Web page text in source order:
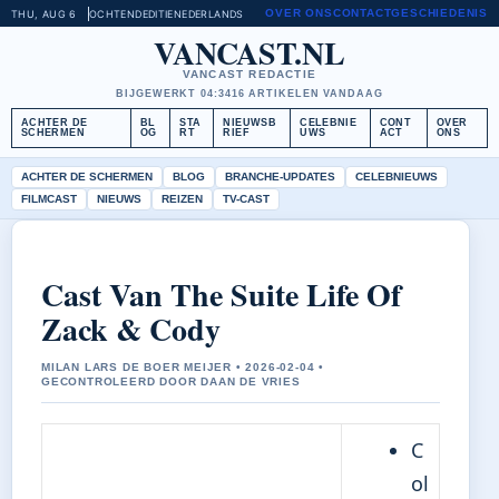
THU, AUG 6 OCHTENDEDITIENEDERLANDS OVER ONSCONTACTGESCHIEDENIS
VANCAST.NL
VANCAST REDACTIE
BIJGEWERKT 04:3416 ARTIKELEN VANDAAG
ACHTER DE
SCHERMEN
BL
OG
STA
RT
NIEUWSB
RIEF
CELEBNIE
UWS
CONT
ACT
OVER
ONS
ACHTER DE SCHERMEN BLOG BRANCHE-UPDATES
CELEBNIEUWS
FILMCAST
NIEUWS REIZEN TV-CAST
Cast Van The Suite Life Of
Zack & Cody
MILAN LARS DE BOER MEIJER • 2026-02-04 •
GECONTROLEERD DOOR DAAN DE VRIES
C
ol